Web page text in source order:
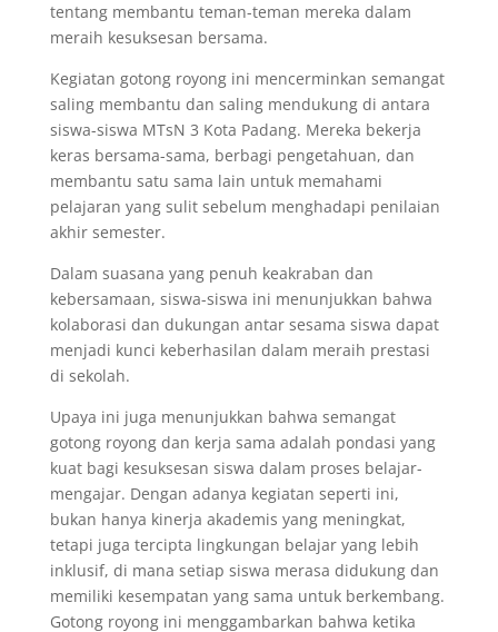
tentang membantu teman-teman mereka dalam
meraih kesuksesan bersama.
Kegiatan gotong royong ini mencerminkan semangat
saling membantu dan saling mendukung di antara
siswa-siswa MTsN 3 Kota Padang. Mereka bekerja
keras bersama-sama, berbagi pengetahuan, dan
membantu satu sama lain untuk memahami
pelajaran yang sulit sebelum menghadapi penilaian
akhir semester.
Dalam suasana yang penuh keakraban dan
kebersamaan, siswa-siswa ini menunjukkan bahwa
kolaborasi dan dukungan antar sesama siswa dapat
menjadi kunci keberhasilan dalam meraih prestasi
di sekolah.
Upaya ini juga menunjukkan bahwa semangat
gotong royong dan kerja sama adalah pondasi yang
kuat bagi kesuksesan siswa dalam proses belajar-
mengajar. Dengan adanya kegiatan seperti ini,
bukan hanya kinerja akademis yang meningkat,
tetapi juga tercipta lingkungan belajar yang lebih
inklusif, di mana setiap siswa merasa didukung dan
memiliki kesempatan yang sama untuk berkembang.
Gotong royong ini menggambarkan bahwa ketika